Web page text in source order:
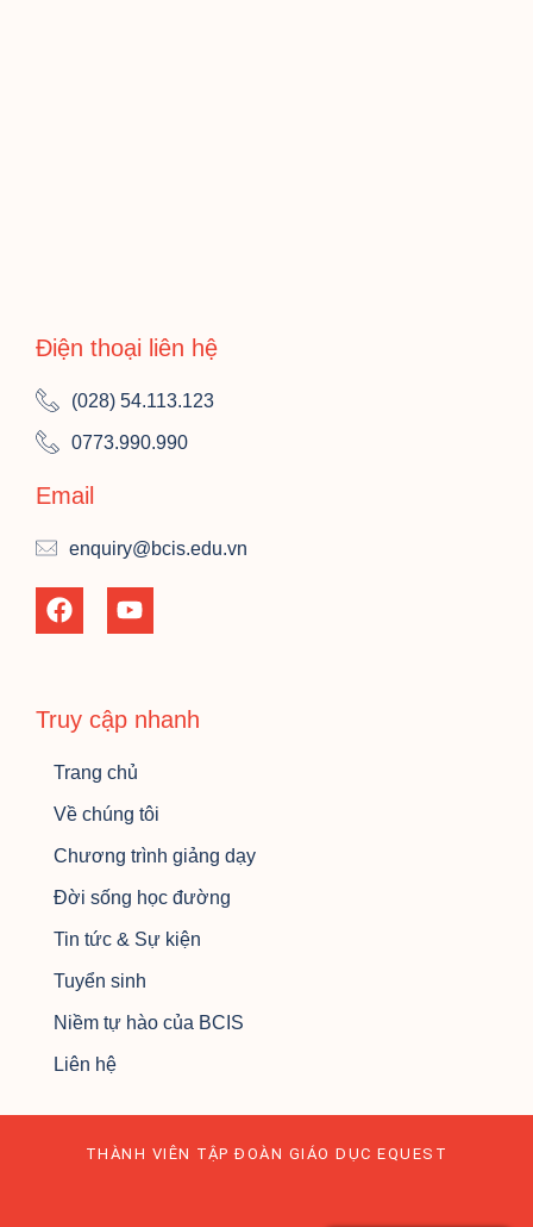
Điện thoại liên hệ
(028) 54.113.123
0773.990.990
Email
enquiry@bcis.edu.vn
Truy cập nhanh
Trang chủ
Về chúng tôi
Chương trình giảng dạy
Đời sống học đường
Tin tức & Sự kiện
Tuyển sinh
Niềm tự hào của BCIS
Liên hệ
THÀNH VIÊN TẬP ĐOÀN GIÁO DỤC EQUEST